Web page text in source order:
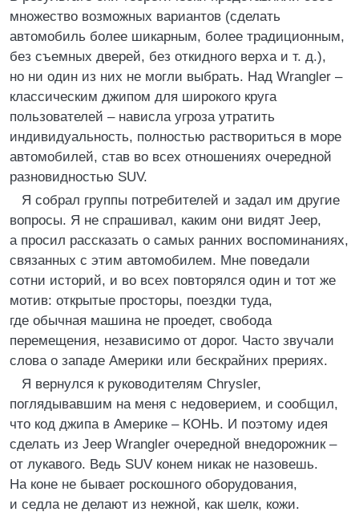
множество возможных вариантов (сделать
автомобиль более шикарным, более традиционным,
без съемных дверей, без откидного верха и т. д.),
но ни один из них не могли выбрать. Над Wrangler –
классическим джипом для широкого круга
пользователей – нависла угроза утратить
индивидуальность, полностью раствориться в море
автомобилей, став во всех отношениях очередной
разновидностью SUV.
Я собрал группы потребителей и задал им другие
вопросы. Я не спрашивал, каким они видят Jeep,
а просил рассказать о самых ранних воспоминаниях,
связанных с этим автомобилем. Мне поведали
сотни историй, и во всех повторялся один и тот же
мотив: открытые просторы, поездки туда,
где обычная машина не проедет, свобода
перемещения, независимо от дорог. Часто звучали
слова о западе Америки или бескрайних прериях.
Я вернулся к руководителям Chrysler,
поглядывавшим на меня с недоверием, и сообщил,
что код джипа в Америке – КОНЬ. И поэтому идея
сделать из Jeep Wrangler очередной внедорожник –
от лукавого. Ведь SUV конем никак не назовешь.
На коне не бывает роскошного оборудования,
и седла не делают из нежной, как шелк, кожи.